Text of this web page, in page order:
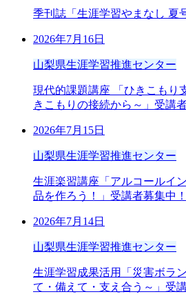
季刊誌「生涯学習やまなし 夏
2026年7月16日
山梨県生涯学習推進センター
現代的課題講座 「ひきこもり
きこもりの接続から～」受講
2026年7月15日
山梨県生涯学習推進センター
生涯楽習講座「アルコールイ
品を作ろう！」受講者募集中！
2026年7月14日
山梨県生涯学習推進センター
生涯学習成果活用「災害ボラ
て・備えて・支え合う～」受